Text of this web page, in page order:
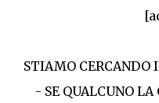
STIAMO CERCANDO
- SE QUALCUNO LA